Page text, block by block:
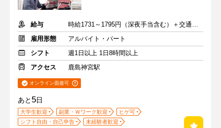
給与
時給1731～1795円（深夜手当含む）＋交通費支給
雇用形態
アルバイト・パート
シフト
週1日以上 1日8時間以上
アクセス
鹿島神宮駅
オンライン面接可
あと 5日
大学生歓迎 副業・Ｗワーク歓迎
ヒゲ可
シフト自由・自己申告
未経験者歓迎